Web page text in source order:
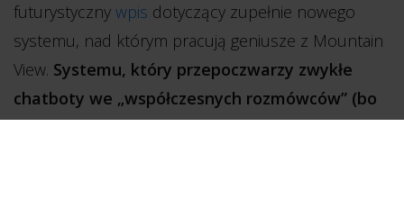
futurystyczny wpis dotyczący zupełnie nowego
systemu, nad którym pracują geniusze z Mountain
View. Systemu, który przepoczwarzy zwykłe
chatboty we „współczesnych rozmówców” (bo
jak inaczej przetłumaczyć nawiązujące trochę